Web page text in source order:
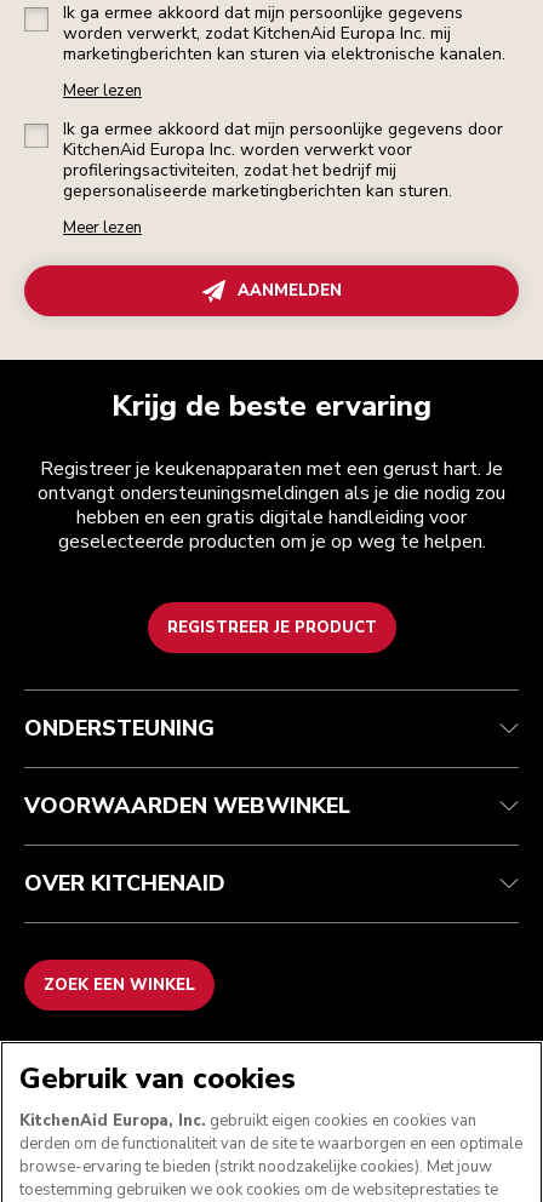
Ik ga ermee akkoord dat mijn persoonlijke gegevens
worden verwerkt, zodat KitchenAid Europa Inc. mij
marketingberichten kan sturen via elektronische kanalen.
Meer lezen
Ik ga ermee akkoord dat mijn persoonlijke gegevens door
KitchenAid Europa Inc. worden verwerkt voor
profileringsactiviteiten, zodat het bedrijf mij
gepersonaliseerde marketingberichten kan sturen.
Meer lezen
AANMELDEN
Krijg de beste ervaring
Registreer je keukenapparaten met een gerust hart. Je
ontvangt ondersteuningsmeldingen als je die nodig zou
hebben en een gratis digitale handleiding voor
geselecteerde producten om je op weg te helpen.
REGISTREER JE PRODUCT
Health check
Je bestelling volgen
Recupel
Algemene voorwaarden
Retournering en terugbetaling
ODR
Het merk
Zoek een winkel
ONDERSTEUNING
VOORWAARDEN WEBWINKEL
OVER KITCHENAID
ZOEK EEN WINKEL
VOLG ONS
Gebruik van cookies
KitchenAid Europa, Inc. gebruikt eigen cookies en cookies van
derden om de functionaliteit van de site te waarborgen en een optimale
browse-ervaring te bieden (strikt noodzakelijke cookies). Met jouw
toestemming gebruiken we ook cookies om de websiteprestaties te